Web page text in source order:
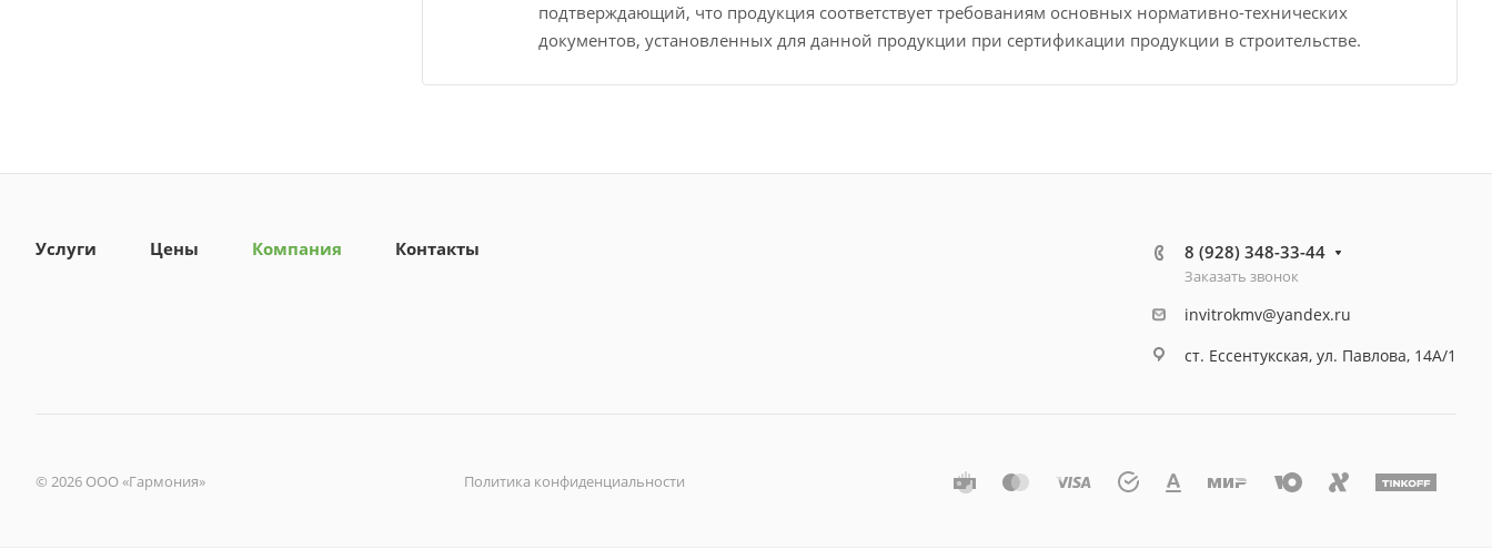
подтверждающий, что продукция соответствует требованиям основных нормативно-технических
документов, установленных для данной продукции при сертификации продукции в строительстве.
Услуги Цены Компания Контакты 8 (928) 348-33-44
Заказать звонок
invitrokmv@yandex.ru
ст. Ессентукская, ул. Павлова, 14А/1
© 2026 ООО «Гармония» Политика конфиденциальности